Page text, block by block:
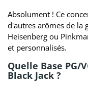
Absolument ! Ce
d'autres arômes de la
Heisenberg ou
et personnalisés.
Quelle Base PG/
Black Jack ?